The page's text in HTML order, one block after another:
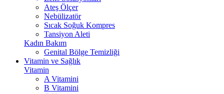
Ateş Ölçer
Nebülizatör
Sıcak Soğuk Kompres
Tansiyon Aleti
Kadın Bakım
Genital Bölge Temizliği
Vitamin ve Sağlık
Vitamin
A Vitamini
B Vitamini